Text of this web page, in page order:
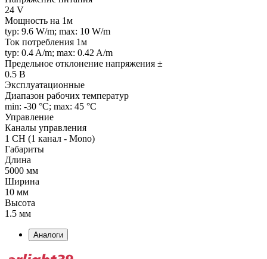
24 V
Мощность на 1м
typ: 9.6 W/m; max: 10 W/m
Ток потребления 1м
typ: 0.4 A/m; max: 0.42 A/m
Предельное отклонение напряжения ±
0.5 В
Эксплуатационные
Диапазон рабочих температур
min: -30 °C; max: 45 °C
Управление
Каналы управления
1 CH (1 канал - Mono)
Габариты
Длина
5000 мм
Ширина
10 мм
Высота
1.5 мм
Аналоги